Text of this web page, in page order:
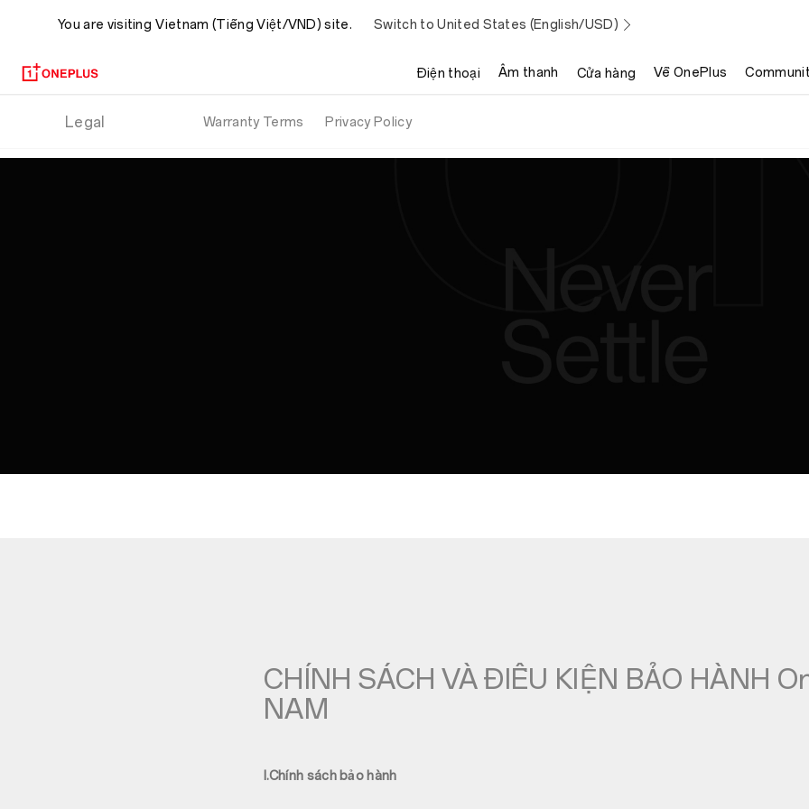
Warranty
Terms
You are visiting Vietnam (Tiếng Việt/VND) site. Switch to United States (English/USD)
Điện thoại Âm thanh Cửa hàng Về OnePlus
Legal Warranty Terms Privacy Policy
CHÍNH SÁCH VÀ ĐIỀU KIỆN BẢO HÀNH
NAM
I.Chính sách bảo hành